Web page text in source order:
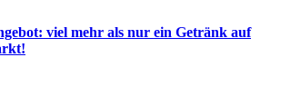
viel mehr als nur ein Getränk auf